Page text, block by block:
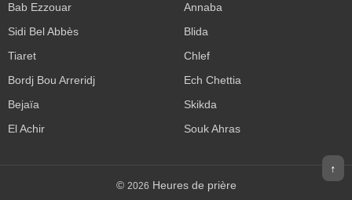
Bab Ezzouar
Annaba
Sidi Bel Abbès
Blida
Tiaret
Chlef
Bordj Bou Arreridj
Ech Chettia
Bejaïa
Skikda
El Achir
Souk Ahras
© 2026 Heures de prière
↑